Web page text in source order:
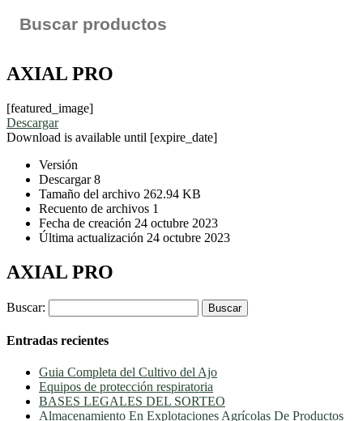
AXIAL PRO
[featured_image]
Descargar
Download is available until [expire_date]
Versión
Descargar8
Tamaño del archivo 262.94 KB
Recuento de archivos 1
Fecha de creación 24 octubre 2023
Última actualización 24 octubre 2023
AXIAL PRO
Buscar:
Entradas recientes
Guia Completa del Cultivo del Ajo
Equipos de protección respiratoria
BASES LEGALES DEL SORTEO
Almacenamiento En Explotaciones Agrícolas De Productos